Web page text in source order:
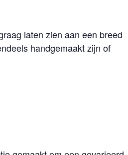
laten zien aan een breed
handgemaakt zijn of